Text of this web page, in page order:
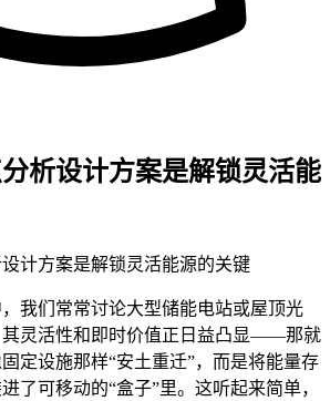
析设计方案是解锁灵活能
我们常常讨论大型储能电站或屋顶光
其灵活性和即时价值正日益凸显——那就
定设施那样“安土重迁”，而是将能量存
了可移动的“盒子”里。这听起来简单，